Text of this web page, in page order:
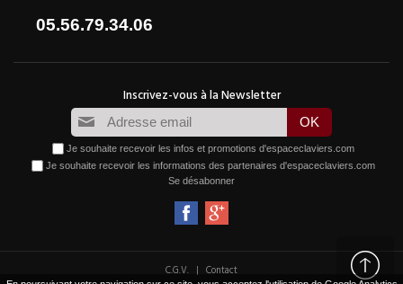
05.56.79.34.06
Je souhaite recevoir les infos et promotions d'espaceclaviers.com
Je souhaite recevoir les informations des partenaires d'espaceclaviers.com
Se désabonner
C.G.V. | Contact